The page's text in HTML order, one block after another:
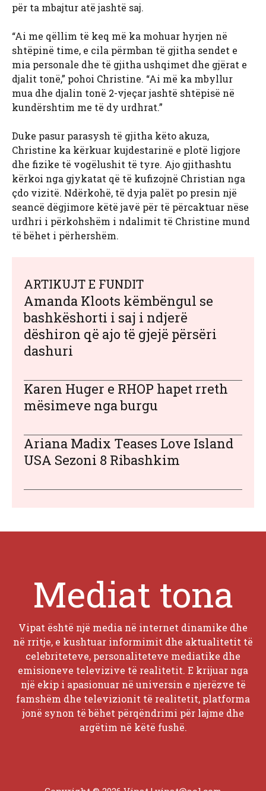
për ta mbajtur atë jashtë saj.
“Ai me qëllim të keq më ka mohuar hyrjen në
shtëpinë time, e cila përmban të gjitha sendet e
mia personale dhe të gjitha ushqimet dhe gjërat e
djalit tonë,” pohoi Christine. “Ai më ka mbyllur
mua dhe djalin tonë 2-vjeçar jashtë shtëpisë në
kundërshtim me të dy urdhrat.”
Duke pasur parasysh të gjitha këto akuza,
Christine ka kërkuar kujdestarinë e plotë ligjore
dhe fizike të vogëlushit të tyre. Ajo gjithashtu
kërkoi nga gjykatat që të kufizojnë Christian nga
çdo vizitë. Ndërkohë, të dyja palët po presin një
seancë dëgjimore këtë javë për të përcaktuar nëse
urdhri i përkohshëm i ndalimit të Christine mund
të bëhet i përhershëm.
ARTIKUJT E FUNDIT
Amanda Kloots këmbëngul se
bashkëshorti i saj i ndjerë
dëshiron që ajo të gjejë përsëri
dashuri
Karen Huger e RHOP hapet rreth
mësimeve nga burgu
Ariana Madix Teases Love Island
USA Sezoni 8 Ribashkim
Mediat tona
Vipat është një media në internet dinamike dhe
në rritje, e kushtuar informimit dhe aktualitetit të
celebriteteve, personaliteteve mediatike dhe
emisioneve televizive të realitetit. E krijuar nga
një ekip i apasionuar në universin e njerëzve të
famshëm dhe televizionit të realitetit, platforma
jonë synon të bëhet përqëndrimi për lajme dhe
argëtim në këtë fushë.